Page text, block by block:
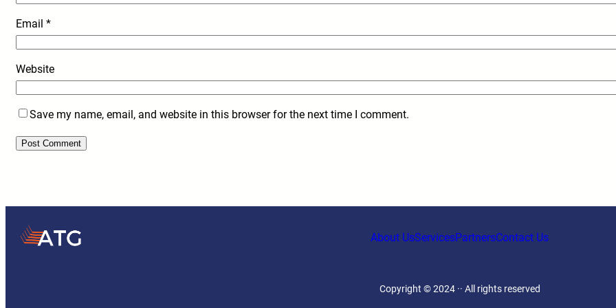
Email *
Website
Save my name, email, and website in this browser for the next time I comment.
About UsServicesPartnersContact Us
Copyright © 2024 ·· All rights reserved